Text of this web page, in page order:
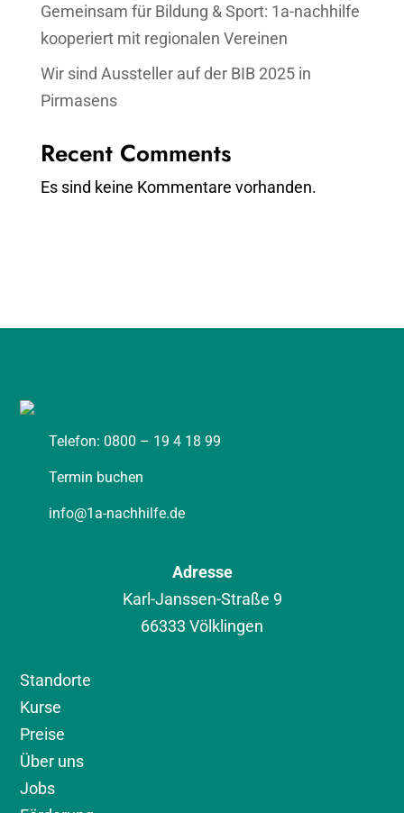
Gemeinsam für Bildung & Sport: 1a-nachhilfe
kooperiert mit regionalen Vereinen
Wir sind Aussteller auf der BIB 2025 in
Pirmasens
Recent Comments
Es sind keine Kommentare vorhanden.
Telefon: 0800 – 19 4 18 99
Termin buchen
info@1a-nachhilfe.de
Adresse
Karl-Janssen-Straße 9
66333 Völklingen
Standorte
Kurse
Preise
Über uns
Jobs